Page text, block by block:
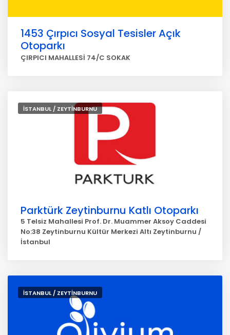
1453 Çırpıcı Sosyal Tesisler Açık
Otoparkı
ÇIRPICI MAHALLESİ 74/C SOKAK
İSTANBUL / ZEYTİNBURNU
Parktürk Zeytinburnu Katlı Otoparkı
5 Telsiz Mahallesi Prof. Dr. Muammer Aksoy Caddesi
No:38 Zeytinburnu Kültür Merkezi Altı Zeytinburnu /
İstanbul
İSTANBUL / ZEYTİNBURNU